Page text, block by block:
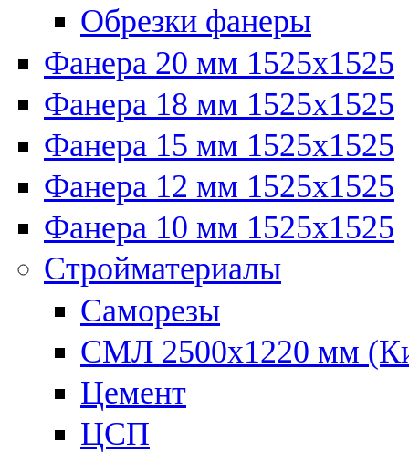
Обрезки фанеры
Фанера 20 мм 1525х1525
Фанера 18 мм 1525х1525
Фанера 15 мм 1525х1525
Фанера 12 мм 1525х1525
Фанера 10 мм 1525х1525
Стройматериалы
Саморезы
СМЛ 2500х1220 мм
Цемент
ЦСП